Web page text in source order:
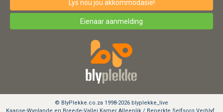
Lys nou jou akkommodasie!
Eienaar aanmelding
© BlyPlekke.co.za 1998-2026 blyplekke_live